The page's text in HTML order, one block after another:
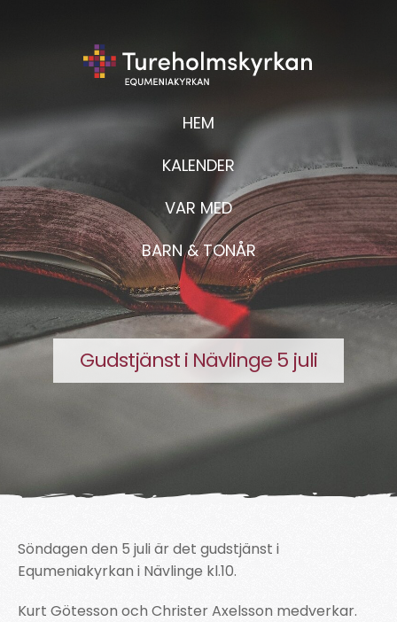
HEM
KALENDER
VAR MED
BARN & TONÅR
Gudstjänst i Nävlinge 5 juli
Söndagen den 5 juli är det gudstjänst i
Equmeniakyrkan i Nävlinge kl.10.
Kurt Götesson och Christer Axelsson medverkar.